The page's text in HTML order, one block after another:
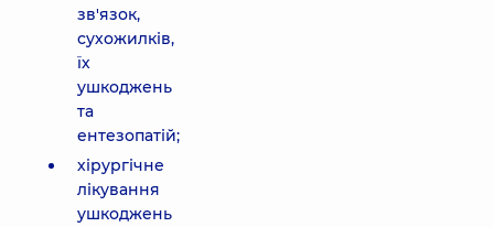
зв'язок,
сухожилків,
їх
ушкоджень
та
ентезопатій;
хірургічне
лікування
ушкоджень